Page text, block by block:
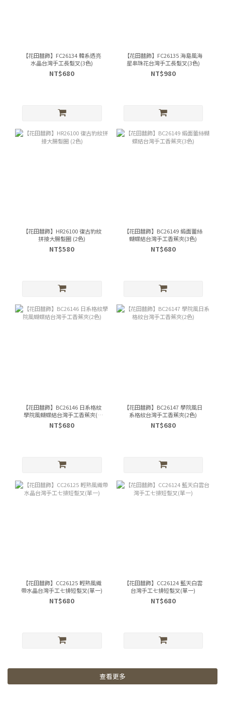
【花田囍飾】FC26134 韓系透亮
水晶台灣手工長髮叉(3色)
NT$680
【花田囍飾】FC26135 海島風海
星串珠花台灣手工長髮叉(3色)
NT$980
【花田囍飾】HR26100 復古豹紋
拼接大腸髮圈 (2色)
NT$580
【花田囍飾】BC26149 緞面蕾絲
蝴蝶結台灣手工香蕉夾(3色)
NT$680
【花田囍飾】BC26146 日系格紋
學院風蝴蝶結台灣手工香蕉夾(2
色)
NT$680
【花田囍飾】BC26147 學院風日
系格紋台灣手工香蕉夾(2色)
NT$680
【花田囍飾】CC26125 輕熟風織
帶水晶台灣手工七排短髮叉(單一)
NT$680
【花田囍飾】CC26124 藍天白雲
台灣手工七排短髮叉(單一)
NT$680
查看更多